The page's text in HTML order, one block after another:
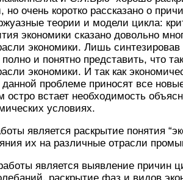
очень коротко рассказано о
теории и модели цикла:
экономики сказано довольно
экономики. Лишь
и понятно представить, что
экономики. И так как
проблеме приносят все
встает необходимость
условиях.
является раскрытие понятия
их на различные отрасли
является выявление причин